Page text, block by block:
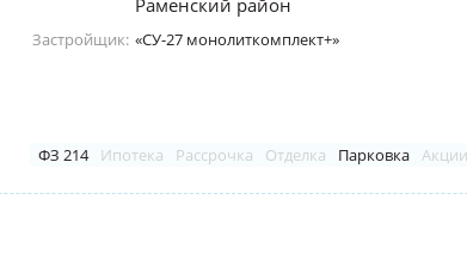
Раменский район
Застройщик: «СУ-27 монолиткомплект+»
ФЗ 214 Ипотека Рассрочка Отделка Парковка